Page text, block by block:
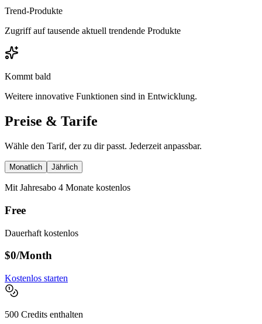
Trend-Produkte
Zugriff auf tausende aktuell trendende Produkte
Kommt bald
Weitere innovative Funktionen sind in Entwicklung.
Preise & Tarife
Wähle den Tarif, der zu dir passt. Jederzeit anpassbar.
Monatlich Jährlich
Mit Jahresabo 4 Monate kostenlos
Free
Dauerhaft kostenlos
$0/Month
Kostenlos starten
500 Credits enthalten